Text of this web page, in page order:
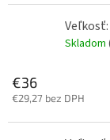
Veľkosť:
Skladom
€36
€29,27 bez DPH